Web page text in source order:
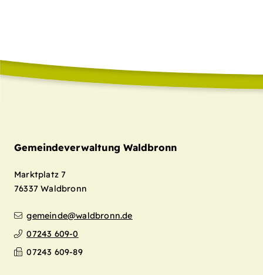
Gemeindeverwaltung Waldbronn
Marktplatz 7
76337 Waldbronn
gemeinde@waldbronn.de
07243 609-0
07243 609-89